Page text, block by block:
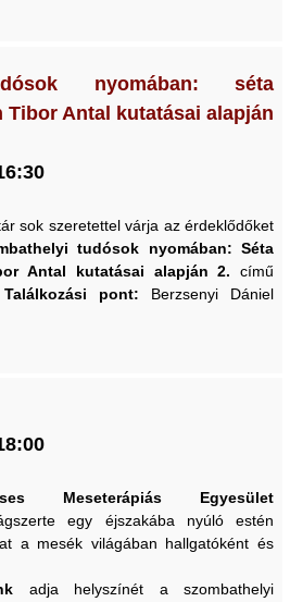
nyomában: séta
Tibor Antal kutatásai alapján
sok szeretettel várja az érdeklődőket
tudósok nyomában: Séta
Antal kutatásai alapján 2. című
Találkozási pont: Berzsenyi Dániel
Meseterápiás Egyesület
egy éjszakába nyúló estén
a mesék világában hallgatóként és
adja helyszínét a szombathelyi